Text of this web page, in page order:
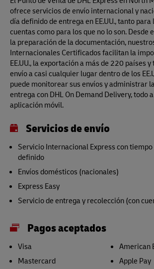
ofrece servicios de envío internacional y
día definido de entrega en EE.UU., tanto
cuentas como para los que no lo son. Desde
la preparación de la documentación,
Internacionales Certificados facilitan la
EE.UU., la exportación a más de 220 países
envío a casi cualquier lugar dentro de los
puede monitorear sus envíos y administrar
entrega con DHL On Demand Delivery, todo
aplicación móvil.
Servicios de envío
Servicio Internacional Express con
definido
Envíos domésticos (nacionales)
Express Easy
Servicio de entrega y recolección (con
Pagos aceptados
Visa
Mastercard
American
Apple Pay